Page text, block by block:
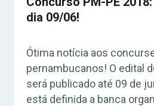
dia 09/06!
Ótima notícia aos
pernambucanos! O edital
será publicado até 09 de
está definida a banca